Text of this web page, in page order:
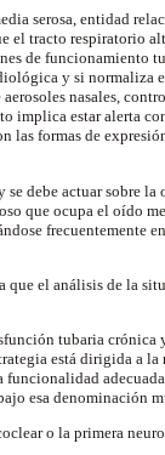
serosa, entidad
el tracto respiratorio
de funcionamiento
y si normaliza
nasales,
implica estar alerta
las formas de
se debe actuar sobre
que ocupa el oído
frecuentemente
que el análisis de la
tubaria crónica
está dirigida a
esa denominación
o la primera